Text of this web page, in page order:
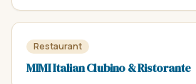
Restaurant
MIMI Italian Clubino & Ristorante